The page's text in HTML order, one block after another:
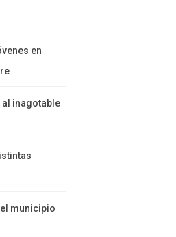
en
inagotable
municipio